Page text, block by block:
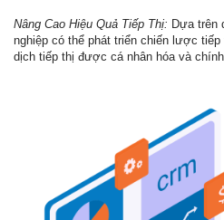
Nâng Cao Hiệu Quả Tiếp Thị: Dựa trên
nghiệp có thể phát triển chiến lược
dịch tiếp thị được cá nhân hóa và